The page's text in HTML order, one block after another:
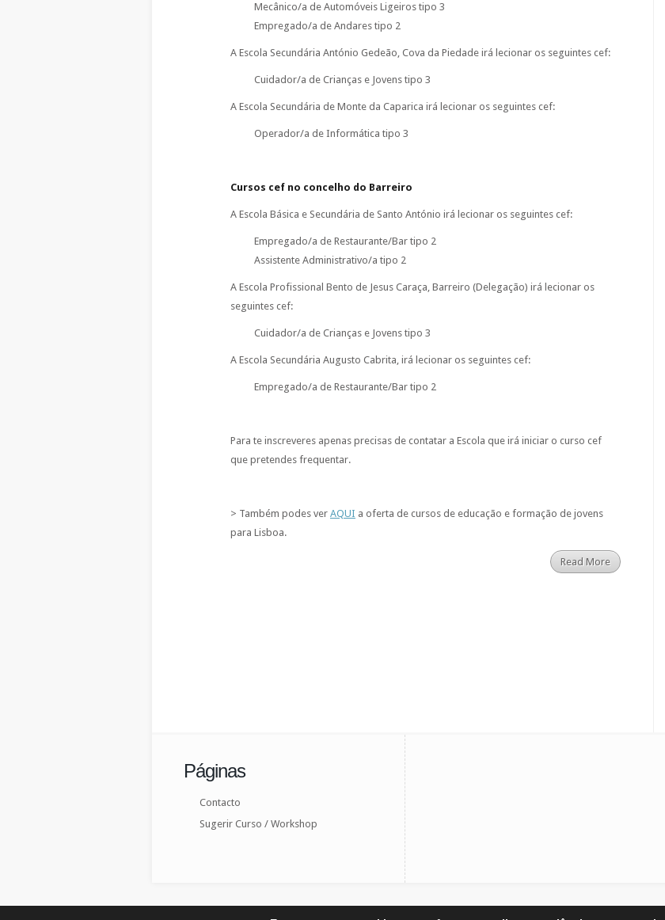
Mecânico/a de Automóveis Ligeiros tipo 3
Empregado/a de Andares tipo 2
A Escola Secundária António Gedeão, Cova da Piedade irá lecionar os seguintes cef:
Cuidador/a de Crianças e Jovens tipo 3
A Escola Secundária de Monte da Caparica irá lecionar os seguintes cef:
Operador/a de Informática tipo 3
Cursos cef no concelho do Barreiro
A Escola Básica e Secundária de Santo António irá lecionar os seguintes cef:
Empregado/a de Restaurante/Bar tipo 2
Assistente Administrativo/a tipo 2
A Escola Profissional Bento de Jesus Caraça, Barreiro (Delegação) irá lecionar os
seguintes cef:
Cuidador/a de Crianças e Jovens tipo 3
A Escola Secundária Augusto Cabrita, irá lecionar os seguintes cef:
Empregado/a de Restaurante/Bar tipo 2
Para te inscreveres apenas precisas de contatar a Escola que irá iniciar o curso cef
que pretendes frequentar.
> Também podes ver AQUI a oferta de cursos de educação e formação de jovens
para Lisboa.
Read More
Páginas
Contacto
Sugerir Curso / Workshop